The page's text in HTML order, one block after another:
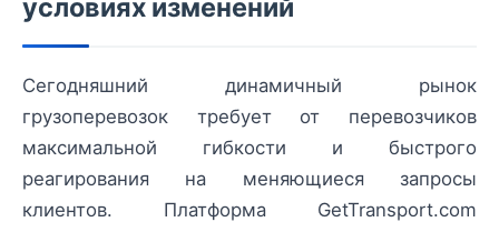
условиях изменений
Сегодняшний динамичный рынок
грузоперевозок требует от перевозчиков
максимальной гибкости и быстрого
реагирования на меняющиеся запросы
клиентов. Платформа GetTransport.com